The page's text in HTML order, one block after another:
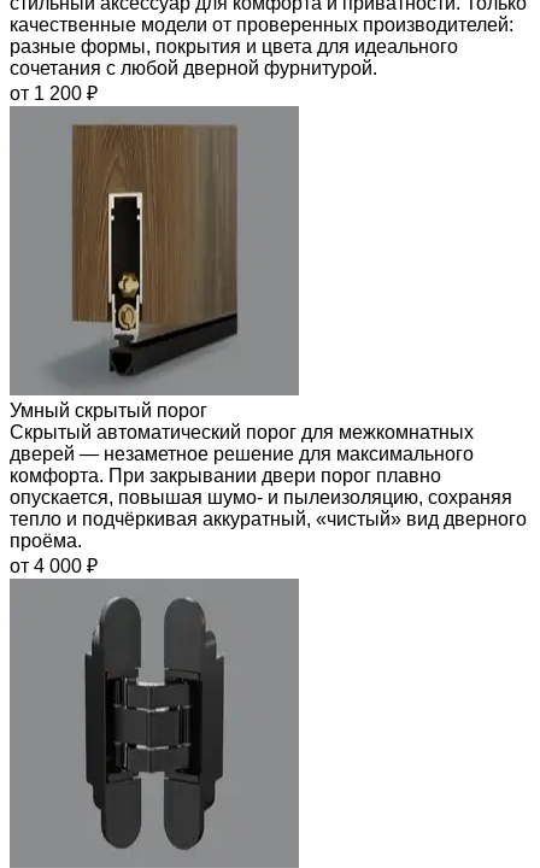
качественные модели от проверенных производителей:
разные формы, покрытия и цвета для идеального
сочетания с любой дверной фурнитурой.
от 1 200 ₽
Умный скрытый порог
Скрытый автоматический порог для межкомнатных
дверей — незаметное решение для максимального
комфорта. При закрывании двери порог плавно
опускается, повышая шумо- и пылеизоляцию, сохраняя
тепло и подчёркивая аккуратный, «чистый» вид дверного
проёма.
от 4 000 ₽